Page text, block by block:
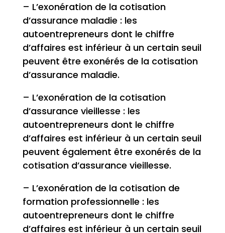
– L’exonération de la cotisation
d’assurance maladie : les
autoentrepreneurs dont le chiffre
d’affaires est inférieur à un certain seuil
peuvent être exonérés de la cotisation
d’assurance maladie.
– L’exonération de la cotisation
d’assurance vieillesse : les
autoentrepreneurs dont le chiffre
d’affaires est inférieur à un certain seuil
peuvent également être exonérés de la
cotisation d’assurance vieillesse.
– L’exonération de la cotisation de
formation professionnelle : les
autoentrepreneurs dont le chiffre
d’affaires est inférieur à un certain seuil